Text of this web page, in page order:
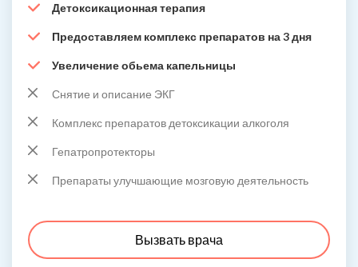
Детоксикационная терапия
Предоставляем комплекс препаратов на 3 дня
Увеличение обьема капельницы
Снятие и описание ЭКГ
Комплекс препаратов детоксикации алкоголя
Гепатропротекторы
Препараты улучшающие мозговую деятельность
Вызвать врача